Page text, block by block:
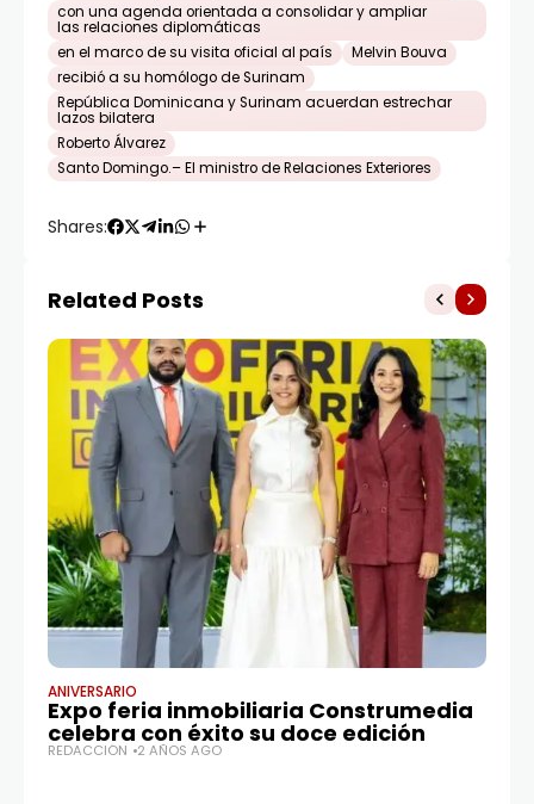
con una agenda orientada a consolidar y ampliar
las relaciones diplomáticas
en el marco de su visita oficial al país
Melvin Bouva
recibió a su homólogo de Surinam
República Dominicana y Surinam acuerdan estrechar
lazos bilatera
Roberto Álvarez
Santo Domingo.– El ministro de Relaciones Exteriores
Shares:
Related Posts
ANIVERSARIO
Expo feria inmobiliaria Construmedia
celebra con éxito su doce edición
REDACCIÓN 2 AÑOS AGO